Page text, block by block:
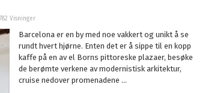
Visninger
Barcelona er en by med noe vakkert og unikt å se
rundt hvert hjørne. Enten det er å sippe til en kopp
kaffe på en av el Borns pittoreske plazaer, besøke
de berømte verkene av modernistisk arkitektur,
cruise nedover promenadene ...